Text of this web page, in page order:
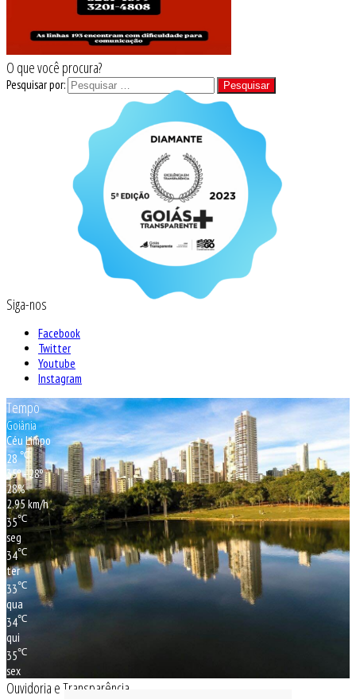
O que você procura?
Pesquisar por:
Siga-nos
Facebook
Twitter
Youtube
Instagram
Tempo
Goiânia
Céu Limpo
28℃
35º - 28º
28%
2.95 km/h
35℃
seg
34℃
ter
33℃
qua
34℃
qui
35℃
sex
Ouvidoria e Transparência